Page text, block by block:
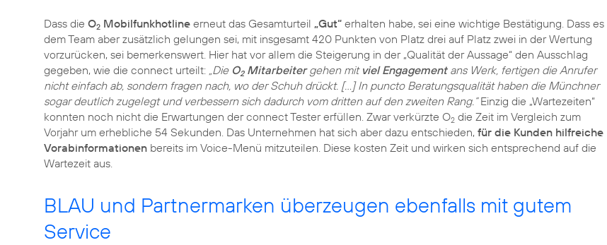
Dass die O2 Mobilfunkhotline erneut das Gesamturteil „Gut“ erhalten habe, sei eine wichtige Bestätigung. Dass es
dem Team aber zusätzlich gelungen sei, mit insgesamt 420 Punkten von Platz drei auf Platz zwei in der Wertung
vorzurücken, sei bemerkenswert. Hier hat vor allem die Steigerung in der „Qualität der Aussage“ den Ausschlag
gegeben, wie die connect urteilt: „Die O2Mitarbeitergehen mit viel Engagementans Werk, fertigen die Anrufer
nicht einfach ab, sondern fragen nach, wo der Schuh drückt. […] In puncto Beratungsqualität haben die Münchner
sogar deutlich zugelegt und verbessern sich dadurch vom dritten auf den zweiten Rang.“Einzig die „Wartezeiten“
konnten noch nicht die Erwartungen der connect Tester erfüllen. Zwar verkürzte O2 die Zeit im Vergleich zum
Vorjahr um erhebliche 54 Sekunden. Das Unternehmen hat sich aber dazu entschieden, für die Kunden hilfreiche
Vorabinformationen bereits im Voice-Menü mitzuteilen. Diese kosten Zeit und wirken sich entsprechend auf die
Wartezeit aus.
BLAU und Partnermarken überzeugen ebenfalls mit gutem
Service